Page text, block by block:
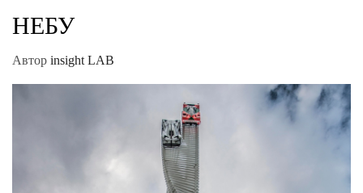
НЕБУ
Автор insight LAB